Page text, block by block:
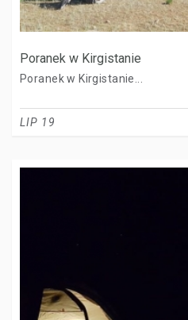
Poranek w Kirgistanie
Poranek w Kirgistanie...
LIP 19